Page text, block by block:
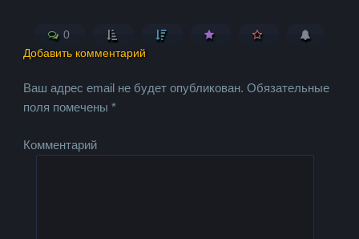
0
Добавить комментарий
Ваш адрес email не будет опубликован. Обязательные
поля помечены*
Комментарий